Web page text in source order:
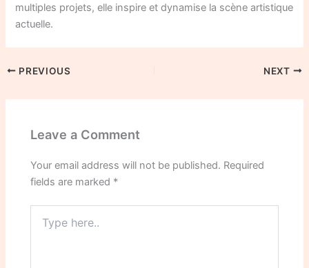
multiples projets, elle inspire et dynamise la scène artistique
actuelle.
PREVIOUS NEXT
Leave a Comment
Your email address will not be published. Required
fields are marked *
here..